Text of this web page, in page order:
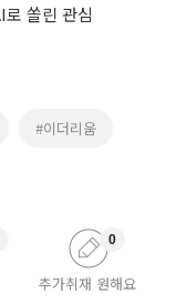
쏠린 관심
#이더리움
추가취재 원해요
0